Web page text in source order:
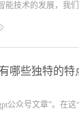
能技术的发展，我
哪些独特的
公众号文章”。在